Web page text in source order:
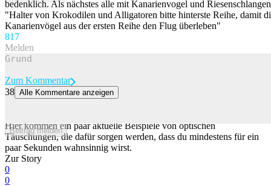
bedenklich. Als nächstes alle mit Kanarienvogel und
"Halter von Krokodilen und Alligatoren bitte hinterste Reihe, damit
Kanarienvögel aus der ersten Reihe den Flug überleben"
81 7
Melden
Beitrag melden
Zum Kommentar
38 Alle Kommentare anzeigen
Hier kommen ein paar aktuelle Beispiele von optischen
Täuschungen, die dafür sorgen werden, dass du mindestens für ein
paar Sekunden wahnsinnig wirst.
Zur Story
0
0